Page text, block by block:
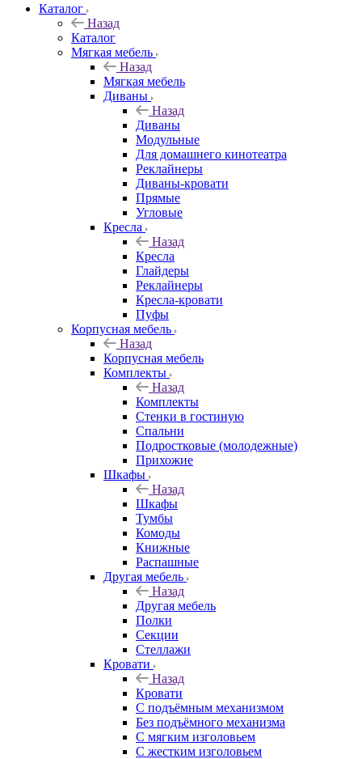
Каталог
Назад
Каталог
Мягкая мебель
Назад
Мягкая мебель
Диваны
Назад
Диваны
Модульные
Для домашнего кинотеатра
Реклайнеры
Диваны-кровати
Прямые
Угловые
Кресла
Назад
Кресла
Глайдеры
Реклайнеры
Кресла-кровати
Пуфы
Корпусная мебель
Назад
Корпусная мебель
Комплекты
Назад
Комплекты
Стенки в гостиную
Спальни
Подростковые (молодежные)
Прихожие
Шкафы
Назад
Шкафы
Тумбы
Комоды
Книжные
Распашные
Другая мебель
Назад
Другая мебель
Полки
Секции
Стеллажи
Кровати
Назад
Кровати
С подъёмным механизмом
Без подъёмного механизма
С мягким изголовьем
С жестким изголовьем